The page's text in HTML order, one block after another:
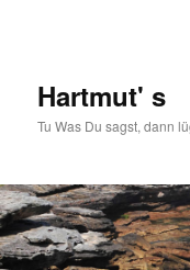
Hartmut' s
Tu Was Du sagst, dann